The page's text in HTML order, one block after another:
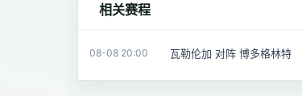
相关赛程
08-08 20:00 瓦勒伦加 对阵 博多格林特